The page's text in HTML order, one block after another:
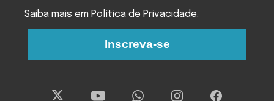
Saiba mais em Política de Privacidade.
Inscreva-se